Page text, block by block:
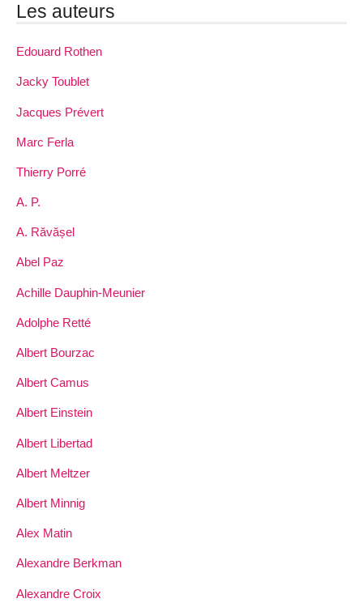
Les auteurs
Edouard Rothen
Jacky Toublet
Jacques Prévert
Marc Ferla
Thierry Porré
A. P.
A. Răvășel
Abel Paz
Achille Dauphin-Meunier
Adolphe Retté
Albert Bourzac
Albert Camus
Albert Einstein
Albert Libertad
Albert Meltzer
Albert Minnig
Alex Matin
Alexandre Berkman
Alexandre Croix